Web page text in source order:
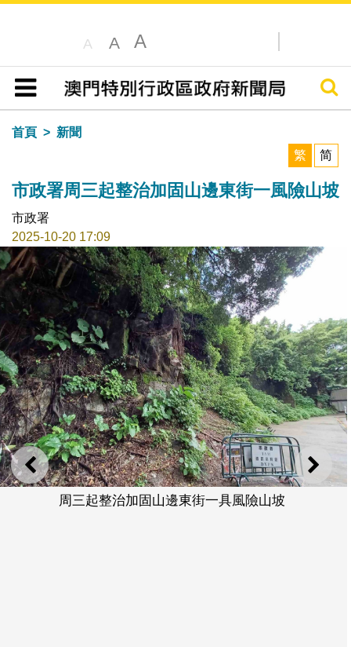
A A A
目錄
搜尋
首頁
新聞
繁
简
市政署周三起整治加固山邊東街一風險山坡
市政署
2025-10-20 17:09
上一則 下一
周三起整治加固山邊東街一具風險山坡